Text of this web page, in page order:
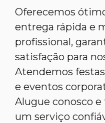
Oferecemos
entrega rápida e
profissional,
satisfação para
Atendemos
e eventos
Alugue conosco
um serviço